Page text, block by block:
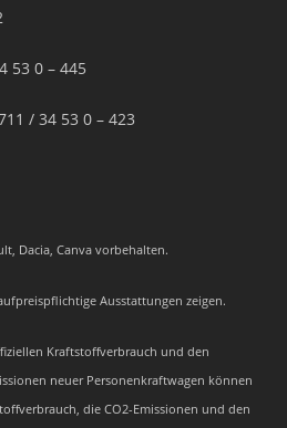
53 0 – 445
/ 34 53 0 – 423
Dacia, Canva vorbehalten.
Ausstattungen zeigen.
Kraftstoffverbrauch und den
neuer Personenkraftwagen können
die CO2-Emissionen und den